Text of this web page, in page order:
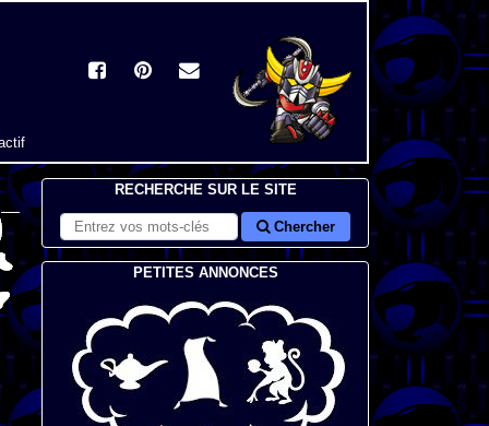
RECHERCHE SUR LE SITE
Chercher
PETITES ANNONCES